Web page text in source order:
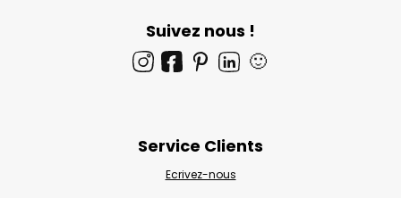
Suivez nous !
🙂
Service Clients
Ecrivez-nous